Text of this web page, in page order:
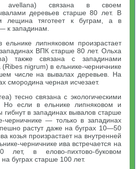
avellana) связана в своем
деревьев старше 80 лет. В
лещина тяготеет к буграм, а в
к западинам.
липняковом произрастает
ВПК старше 80 лет. Ольха
также связана с западинами
nigrum) в ельнике-черничнике
числе на вывалах деревьев. На
смородина черная исчезает.
тесно связана с экологическими
Но если в ельнике липняковом и
гибнут в западинах вывалов старше
черничнике — только в западинах
растут даже на буграх 10—50
козья произрастает на внутренней
черничнике ива встречается на
лет, в елово-пихтово-буковом
буграх старше 100 лет.